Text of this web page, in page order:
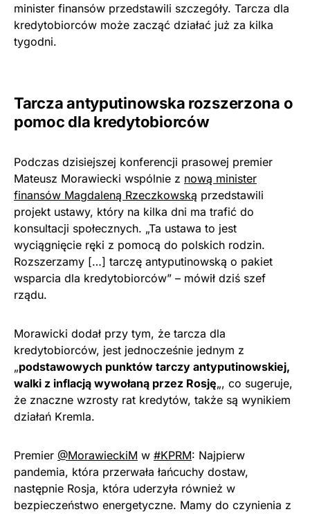
minister finansów przedstawili szczegóły. Tarcza dla
kredytobiorców może zacząć działać już za kilka
tygodni.
Tarcza antyputinowska rozszerzona o
pomoc dla kredytobiorców
Podczas dzisiejszej konferencji prasowej premier
Mateusz Morawiecki wspólnie z nową minister
finansów Magdaleną Rzeczkowską przedstawili
projekt ustawy, który na kilka dni ma trafić do
konsultacji społecznych. „Ta ustawa to jest
wyciągnięcie ręki z pomocą do polskich rodzin.
Rozszerzamy […] tarczę antyputinowską o pakiet
wsparcia dla kredytobiorców” – mówił dziś szef
rządu.
Morawicki dodał przy tym, że tarcza dla
kredytobiorców, jest jednocześnie jednym z
„podstawowych punktów tarczy antyputinowskiej,
walki z inflacją wywołaną przez Rosję„, co sugeruje,
że znaczne wzrosty rat kredytów, także są wynikiem
działań Kremla.
Premier @MorawieckiM w #KPRM: Najpierw
pandemia, która przerwała łańcuchy dostaw,
następnie Rosja, która uderzyła również w
bezpieczeństwo energetyczne. Mamy do czynienia z